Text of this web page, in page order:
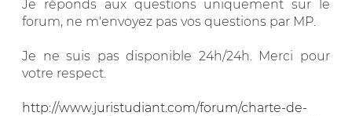
Je réponds aux questions uniquement sur le
forum, ne m'envoyez pas vos questions par MP.
Je ne suis pas disponible 24h/24h. Merci pour
votre respect.
http://www.juristudiant.com/forum/charte-de-